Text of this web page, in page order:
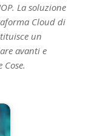
La soluzione
Cloud di
un
avanti e